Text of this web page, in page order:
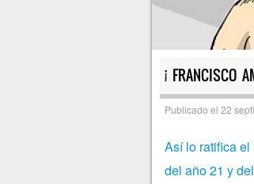
¡ FRANCISCO
Publicado el 22
Así lo ratifica
del año 21 y